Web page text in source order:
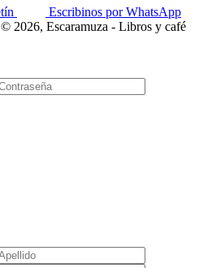
Escribinos por WhatsApp
2026, Escaramuza - Libros y café